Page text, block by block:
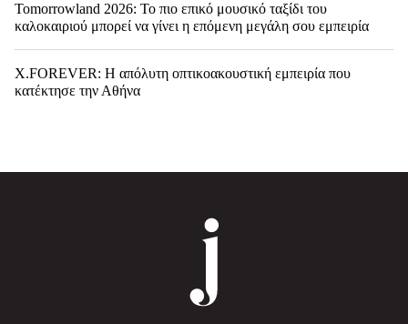
Tomorrowland 2026: Το πιο επικό μουσικό ταξίδι του
καλοκαιριού μπορεί να γίνει η επόμενη μεγάλη σου εμπειρία
X.FOREVER: Η απόλυτη οπτικοακουστική εμπειρία που
κατέκτησε την Αθήνα